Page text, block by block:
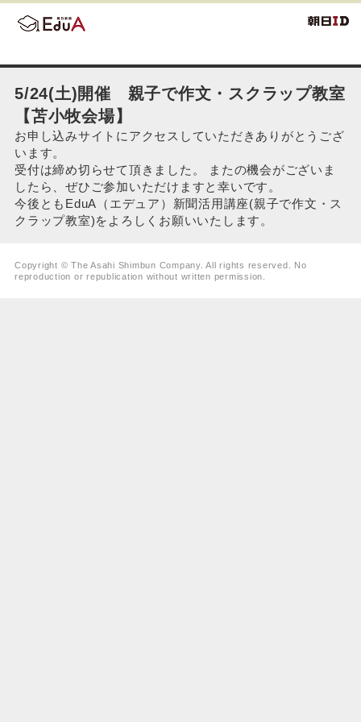
5/24(土)開催 親子で作文・スクラップ教室
【苫小牧会場】
お申し込みサイトにアクセスしていただきありがとうござ
います。
受付は締め切らせて頂きました。 またの機会がございま
したら、ぜひご参加いただけますと幸いです。
今後ともEduA（エデュア）新聞活用講座(親子で作文・ス
クラップ教室)をよろしくお願いいたします。
Copyright © The Asahi Shimbun Company. All rights reserved. No
reproduction or republication without written permission.